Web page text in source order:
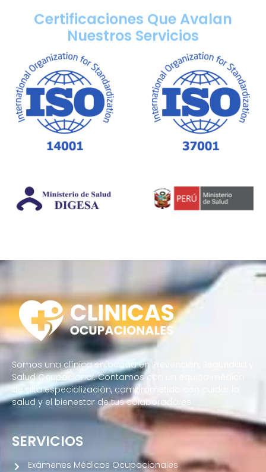
Certificaciones Que Avalan
Nuestros Servicios
Somos una clínica enfocada en Prevención, Seguridad y
Salud Ocupacional. Contamos con un equipo médico
de alta especialización, comprometido con cuidar la
salud y el bienestar de tus colaboradores.
SERVICIOS
Exámenes Médicos Ocupacionales